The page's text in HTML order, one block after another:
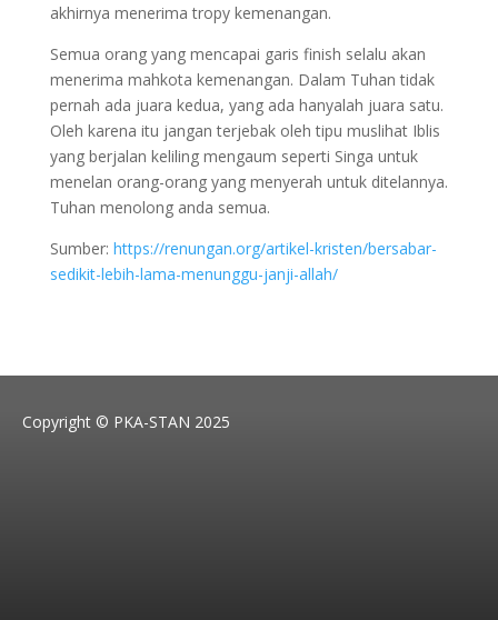
akhirnya menerima tropy kemenangan.
Semua orang yang mencapai garis finish selalu akan
menerima mahkota kemenangan. Dalam Tuhan tidak
pernah ada juara kedua, yang ada hanyalah juara satu.
Oleh karena itu jangan terjebak oleh tipu muslihat Iblis
yang berjalan keliling mengaum seperti Singa untuk
menelan orang-orang yang menyerah untuk ditelannya.
Tuhan menolong anda semua.
Sumber: https://renungan.org/artikel-kristen/bersabar-
sedikit-lebih-lama-menunggu-janji-allah/
Copyright © PKA-STAN 2025